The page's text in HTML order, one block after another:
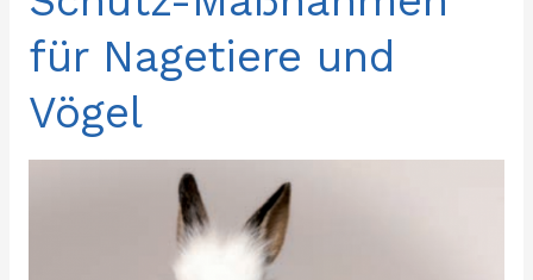
für Nagetiere und
Vögel
Maßnahmen
für
und
Vögel